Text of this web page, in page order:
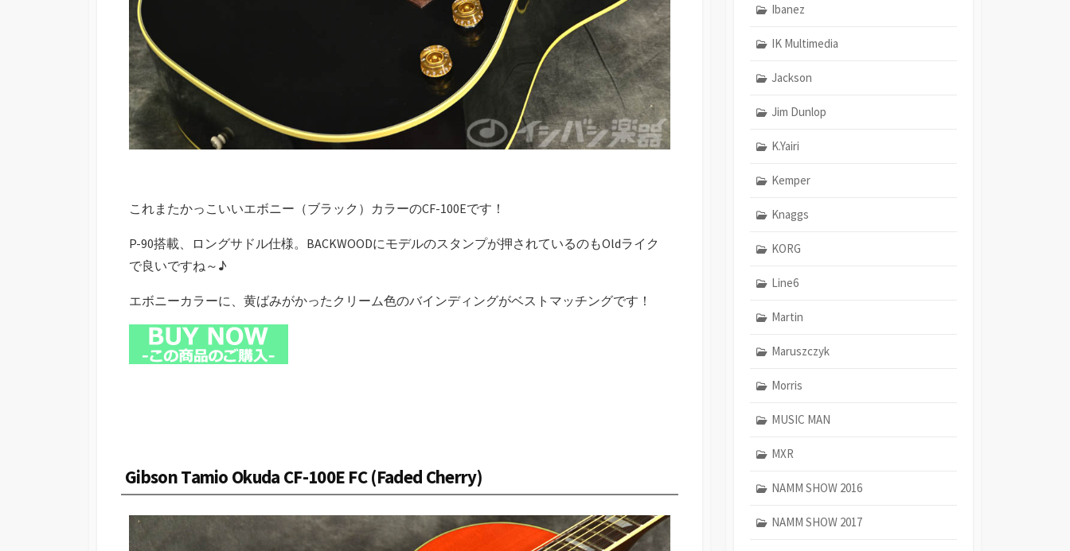
これまたかっこいいエボニー（ブラック）カラーのCF-100Eです！
P-90搭載、ロングサドル仕様。BACKWOODにモデルのスタンプが押されているのもOldライク
で良いですね～♪
エボニーカラーに、黄ばみがかったクリーム色のバインディングがベストマッチングです！
Gibson Tamio Okuda CF-100E FC (Faded Cherry)
Ibanez
IK Multimedia
Jackson
Jim Dunlop
K.Yairi
Kemper
Knaggs
KORG
Line6
Martin
Maruszczyk
Morris
MUSIC MAN
MXR
NAMM SHOW 2016
NAMM SHOW 2017